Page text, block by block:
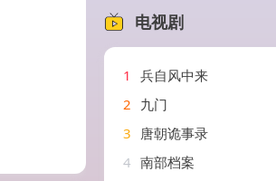
电视剧
1
兵自风中来
2 九门
3 唐朝诡事录
4 南部档案